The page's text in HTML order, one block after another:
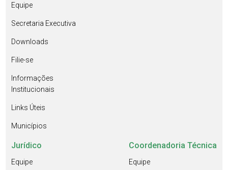
Equipe
Secretaria Executiva
Downloads
Filie-se
Informações
Institucionais
Links Úteis
Municípios
Jurídico
Equipe
Coordenadoria Técnica
Equipe